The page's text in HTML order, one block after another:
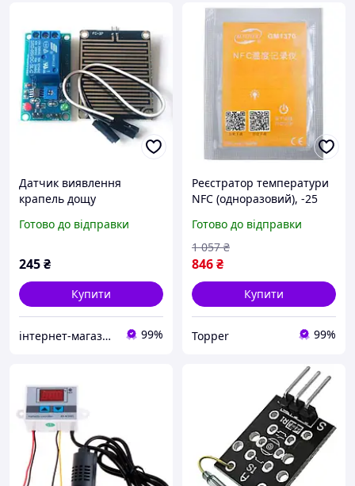
Датчик виявлення
крапель дощу
Готово до відправки
245₴
Купити
інтернет-магазин «Multitex» 99%
Реєстратор температури
NFC (одноразовий), -25
BENETECH GM1370
Готово до відправки
846₴
1 057 ₴
Купити
Topper 99%